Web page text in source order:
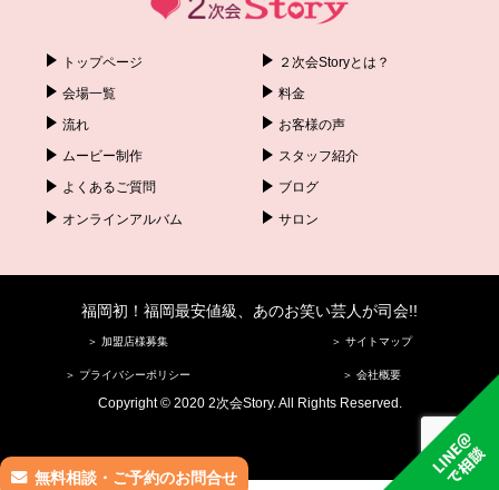
無料相談・ご予約のお問合せ
トップページ ２次会Storyとは？
会場一覧 料金
流れ お客様の声
ムービー制作 スタッフ紹介
よくあるご質問 ブログ
オンラインアルバム サロン
福岡初！福岡最安値級、あのお笑い芸人が司会!!
＞ 加盟店様募集 ＞ サイトマップ
＞ プライバシーポリシー ＞ 会社概要
Copyright © 2020 2次会Story. All Rights Reserved.